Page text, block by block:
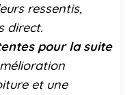
ressentis,
direct.
pour la suite
et une